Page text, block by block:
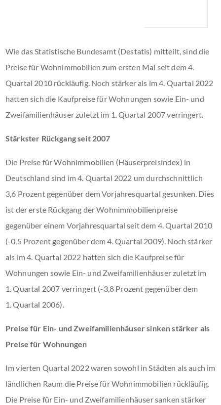
Wie das Statistische Bundesamt (Destatis) mitteilt, sind die
Preise für Wohnimmobilien zum ersten Mal seit dem 4.
Quartal 2010 rückläufig. Noch stärker als im 4. Quartal 2022
hatten sich die Kaufpreise für Wohnungen sowie Ein- und
Zweifamilienhäuser zuletzt im 1. Quartal 2007 verringert.
Stärkster Rückgang seit 2007
Die Preise für Wohnimmobilien (Häuserpreisindex) in
Deutschland sind im 4. Quartal 2022 um durchschnittlich
3,6 Prozent gegenüber dem Vorjahresquartal gesunken. Dies
ist der erste Rückgang der Wohnimmobilienpreise
gegenüber einem Vorjahresquartal seit dem 4. Quartal 2010
(-0,5 Prozent gegenüber dem 4. Quartal 2009). Noch stärker
als im 4. Quartal 2022 hatten sich die Kaufpreise für
Wohnungen sowie Ein- und Zweifamilienhäuser zuletzt im
1. Quartal 2007 verringert (-3,8 Prozent gegenüber dem
1. Quartal 2006).
Preise für Ein- und Zweifamilienhäuser sinken stärker als
Preise für Wohnungen
Im vierten Quartal 2022 waren sowohl in Städten als auch im
ländlichen Raum die Preise für Wohnimmobilien rückläufig.
Die Preise für Ein- und Zweifamilienhäuser sanken stärker